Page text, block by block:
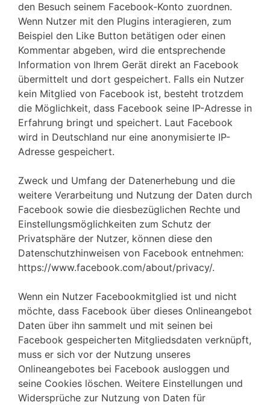
den Besuch seinem Facebook-Konto zuordnen.
Wenn Nutzer mit den Plugins interagieren, zum
Beispiel den Like Button betätigen oder einen
Kommentar abgeben, wird die entsprechende
Information von Ihrem Gerät direkt an Facebook
übermittelt und dort gespeichert. Falls ein Nutzer
kein Mitglied von Facebook ist, besteht trotzdem
die Möglichkeit, dass Facebook seine IP-Adresse in
Erfahrung bringt und speichert. Laut Facebook
wird in Deutschland nur eine anonymisierte IP-
Adresse gespeichert.
Zweck und Umfang der Datenerhebung und die
weitere Verarbeitung und Nutzung der Daten durch
Facebook sowie die diesbezüglichen Rechte und
Einstellungsmöglichkeiten zum Schutz der
Privatsphäre der Nutzer, können diese den
Datenschutzhinweisen von Facebook entnehmen:
https://www.facebook.com/about/privacy/.
Wenn ein Nutzer Facebookmitglied ist und nicht
möchte, dass Facebook über dieses Onlineangebot
Daten über ihn sammelt und mit seinen bei
Facebook gespeicherten Mitgliedsdaten verknüpft,
muss er sich vor der Nutzung unseres
Onlineangebotes bei Facebook ausloggen und
seine Cookies löschen. Weitere Einstellungen und
Widersprüche zur Nutzung von Daten für